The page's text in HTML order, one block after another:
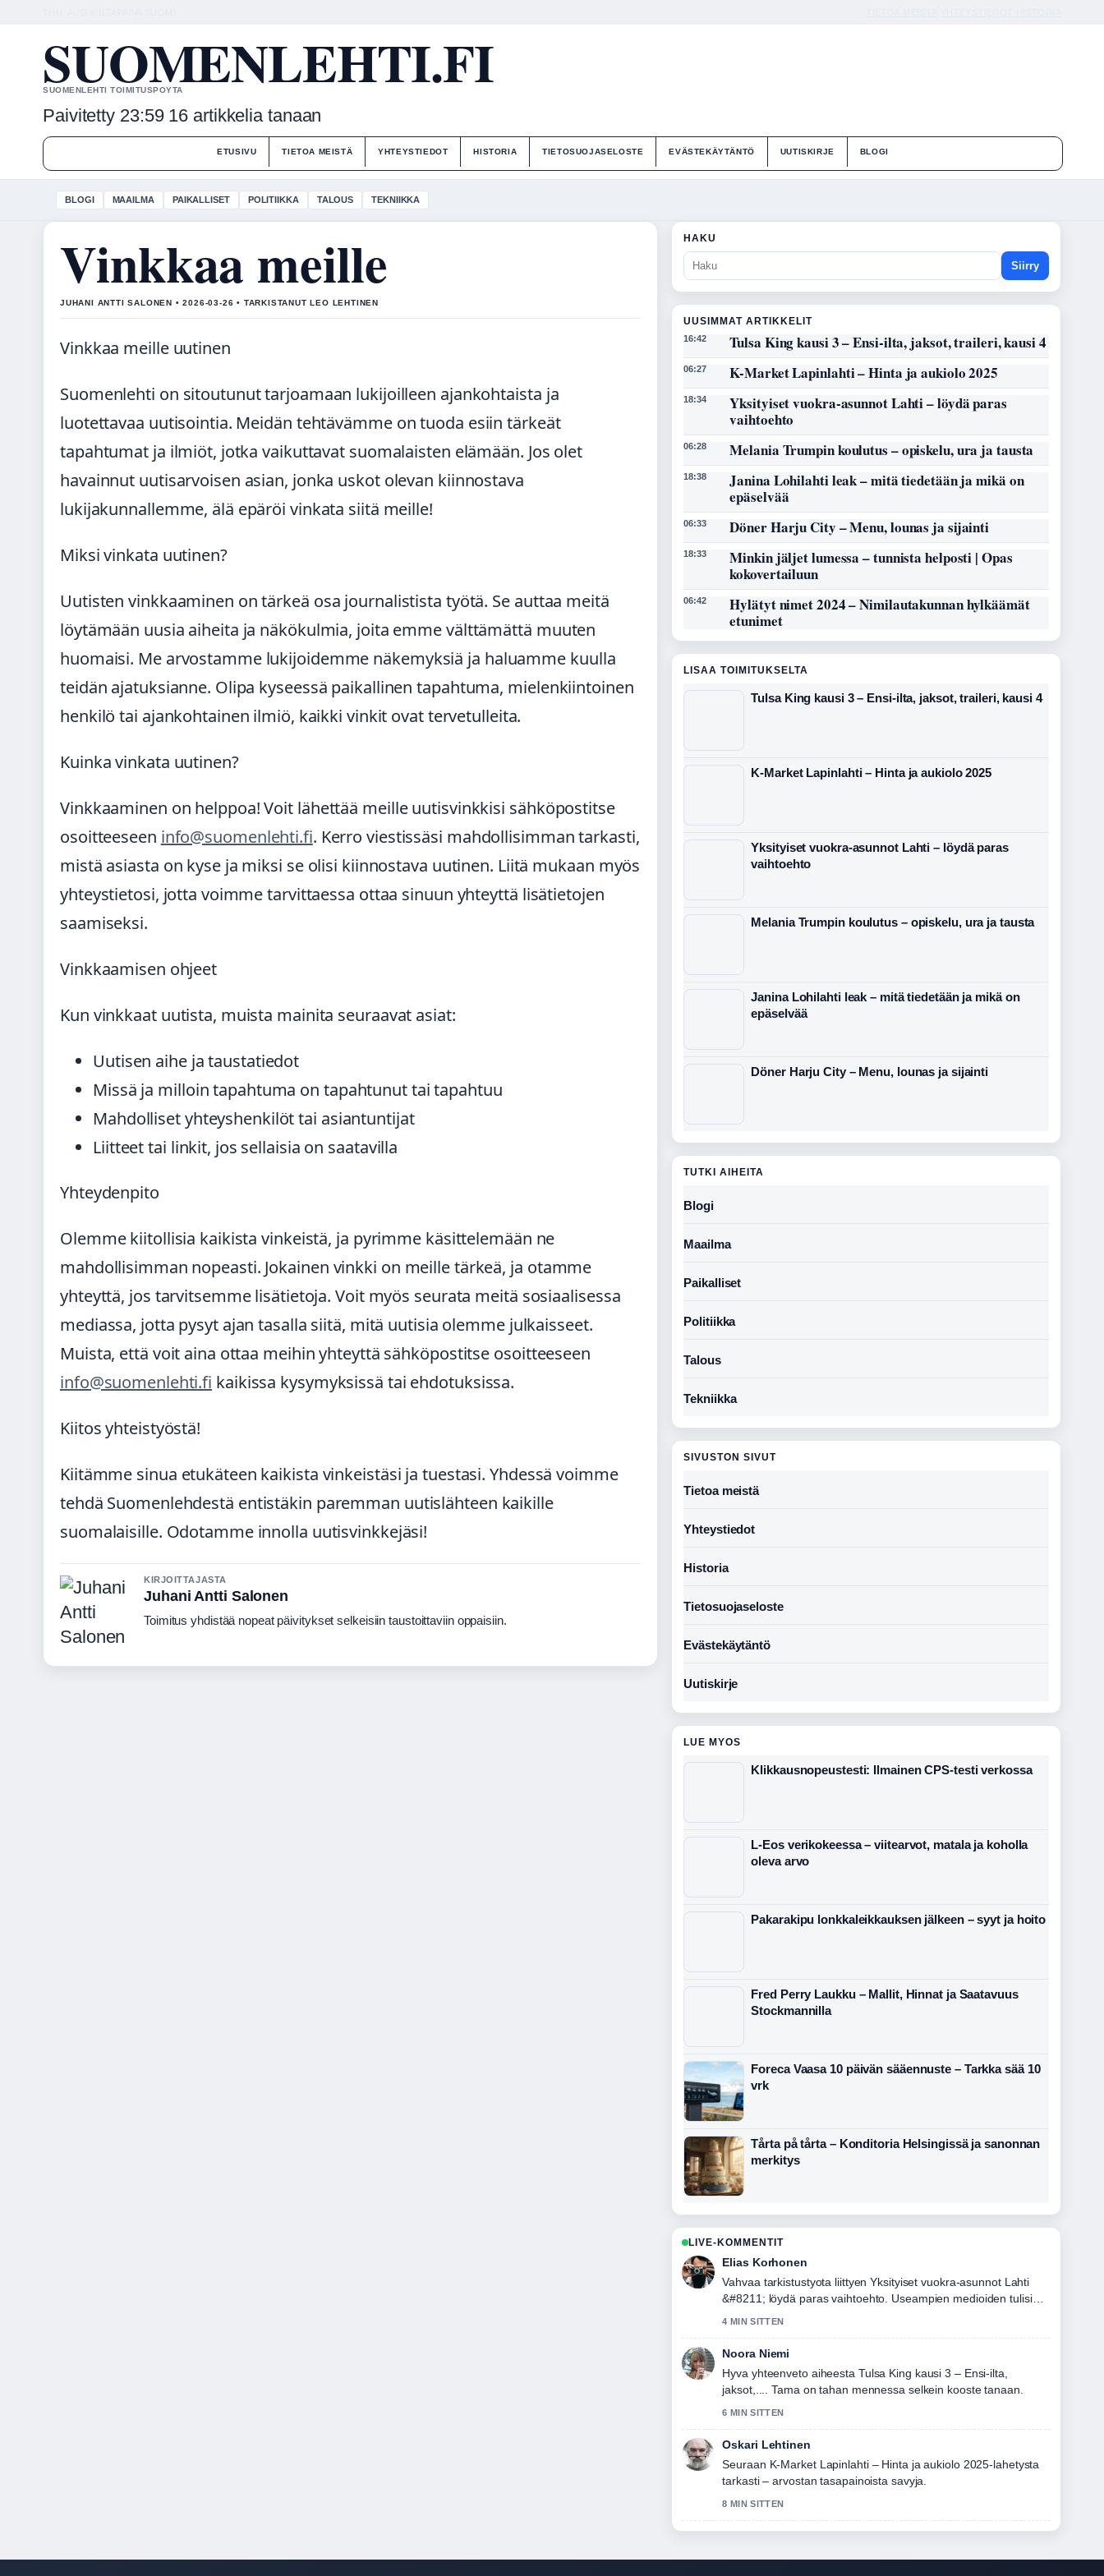
SUOMENLEHTI.FI
SUOMENLEHTI TOIMITUSPOYTA
Paivitetty 23:59 16 artikkelia tanaan
ETUSIVU TIETOA MEISTÄ YHTEYSTIEDOT HISTORIA TIETOSUOJASELOSTE EVÄSTEKÄYTÄNTÖ UUTISKIRJE BLOGI
BLOGI MAAILMA PAIKALLISET POLITIIKKA TALOUS TEKNIIKKA
Vinkkaa meille
JUHANI ANTTI SALONEN • 2026-03-26 • TARKISTANUT LEO LEHTINEN
Vinkkaa meille uutinen
Suomenlehti on sitoutunut tarjoamaan lukijoilleen ajankohtaista ja
luotettavaa uutisointia. Meidän tehtävämme on tuoda esiin tärkeät
tapahtumat ja ilmiöt, jotka vaikuttavat suomalaisten elämään. Jos olet
havainnut uutisarvoisen asian, jonka uskot olevan kiinnostava
lukijakunnallemme, älä epäröi vinkata siitä meille!
Miksi vinkata uutinen?
Uutisten vinkkaaminen on tärkeä osa journalistista työtä. Se auttaa meitä
löytämään uusia aiheita ja näkökulmia, joita emme välttämättä muuten
huomaisi. Me arvostamme lukijoidemme näkemyksiä ja haluamme kuulla
teidän ajatuksianne. Olipa kyseessä paikallinen tapahtuma, mielenkiintoinen
henkilö tai ajankohtainen ilmiö, kaikki vinkit ovat tervetulleita.
Kuinka vinkata uutinen?
Vinkkaaminen on helppoa! Voit lähettää meille uutisvinkkisi sähköpostitse
osoitteeseen info@suomenlehti.fi. Kerro viestissäsi mahdollisimman tarkasti,
mistä asiasta on kyse ja miksi se olisi kiinnostava uutinen. Liitä mukaan myös
yhteystietosi, jotta voimme tarvittaessa ottaa sinuun yhteyttä lisätietojen
saamiseksi.
Vinkkaamisen ohjeet
Kun vinkkaat uutista, muista mainita seuraavat asiat:
Uutisen aihe ja taustatiedot
Missä ja milloin tapahtuma on tapahtunut tai tapahtuu
Mahdolliset yhteyshenkilöt tai asiantuntijat
Liitteet tai linkit, jos sellaisia on saatavilla
Yhteydenpito
Olemme kiitollisia kaikista vinkeistä, ja pyrimme käsittelemään ne
mahdollisimman nopeasti. Jokainen vinkki on meille tärkeä, ja otamme
yhteyttä, jos tarvitsemme lisätietoja. Voit myös seurata meitä sosiaalisessa
mediassa, jotta pysyt ajan tasalla siitä, mitä uutisia olemme julkaisseet.
Muista, että voit aina ottaa meihin yhteyttä sähköpostitse osoitteeseen
info@suomenlehti.fi kaikissa kysymyksissä tai ehdotuksissa.
Kiitos yhteistyöstä!
Kiitämme sinua etukäteen kaikista vinkeistäsi ja tuestasi. Yhdessä voimme
tehdä Suomenlehdestä entistäkin paremman uutislähteen kaikille
suomalaisille. Odotamme innolla uutisvinkkejäsi!
KIRJOITTAJASTA
Juhani Antti Salonen
Toimitus yhdistää nopeat päivitykset selkeisiin taustoittaviin oppaisiin.
HAKU
Siirry
UUSIMMAT ARTIKKELIT
16:42 Tulsa King kausi 3 – Ensi-ilta, jaksot, traileri, kausi 4
06:27 K-Market Lapinlahti – Hinta ja aukiolo 2025
18:34
Yksityiset vuokra-asunnot Lahti – löydä paras
vaihtoehto
06:28 Melania Trumpin koulutus – opiskelu, ura ja tausta
18:38
Janina Lohilahti leak – mitä tiedetään ja mikä on
epäselvää
06:33 Döner Harju City – Menu, lounas ja sijainti
18:33
Minkin jäljet lumessa – tunnista helposti | Opas
kokovertailuun
06:42
Hylätyt nimet 2024 – Nimilautakunnan hylkäämät
etunimet
LISAA TOIMITUKSELTA
Tulsa King kausi 3 – Ensi-ilta, jaksot, traileri, kausi 4
K-Market Lapinlahti – Hinta ja aukiolo 2025
Yksityiset vuokra-asunnot Lahti – löydä paras
vaihtoehto
Melania Trumpin koulutus – opiskelu, ura ja tausta
Janina Lohilahti leak – mitä tiedetään ja mikä on
epäselvää
Döner Harju City – Menu, lounas ja sijainti
TUTKI AIHEITA
Blogi
Maailma
Paikalliset
Politiikka
Talous
Tekniikka
SIVUSTON SIVUT
Tietoa meistä
Yhteystiedot
Historia
Tietosuojaseloste
Evästekäytäntö
Uutiskirje
LUE MYOS
Klikkausnopeustesti: Ilmainen CPS-testi verkossa
L-Eos verikokeessa – viitearvot, matala ja koholla
oleva arvo
Pakarakipu lonkkaleikkauksen jälkeen – syyt ja hoito
Fred Perry Laukku – Mallit, Hinnat ja Saatavuus
Stockmannilla
Foreca Vaasa 10 päivän sääennuste – Tarkka sää 10
vrk
Tårta på tårta – Konditoria Helsingissä ja sanonnan
merkitys
LIVE-KOMMENTIT
Elias Korhonen
Vahvaa tarkistustyota liittyen Yksityiset vuokra-asunnot Lahti
&#8211; löydä paras vaihtoehto. Useampien medioiden tulisi
4 MIN SITTEN
Noora Niemi
Hyva yhteenveto aiheesta Tulsa King kausi 3 – Ensi-ilta,
jaksot,.... Tama on tahan mennessa selkein kooste tanaan.
6 MIN SITTEN
Oskari Lehtinen
Seuraan K-Market Lapinlahti – Hinta ja aukiolo 2025-lahetysta
tarkasti – arvostan tasapainoista savyja.
8 MIN SITTEN